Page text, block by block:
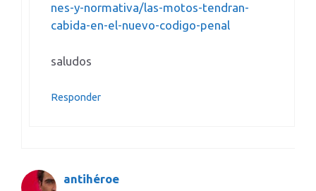
nes-y-normativa/las-motos-tendran-
cabida-en-el-nuevo-codigo-penal
saludos
Responder
antihéroe